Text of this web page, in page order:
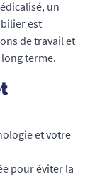
un
est
de travail et
terme.
et votre
pour éviter la